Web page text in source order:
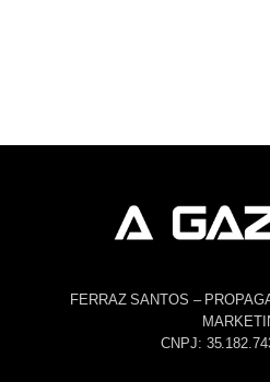
FERRAZ SANTOS –
CNPJ: